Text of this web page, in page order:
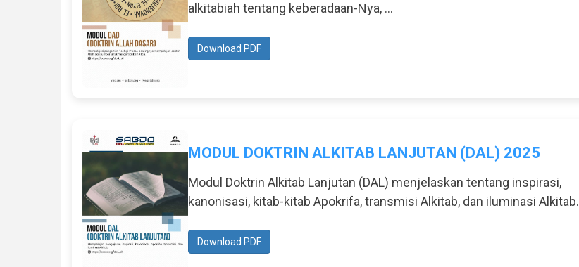
alkitabiah tentang keberadaan-Nya, ...
Download PDF
MODUL DOKTRIN ALKITAB LANJUTAN (DAL) 2025
Modul Doktrin Alkitab Lanjutan (DAL) menjelaskan tentang inspirasi,
kanonisasi, kitab-kitab Apokrifa, transmisi Alkitab, dan iluminasi Alkitab.
Download PDF